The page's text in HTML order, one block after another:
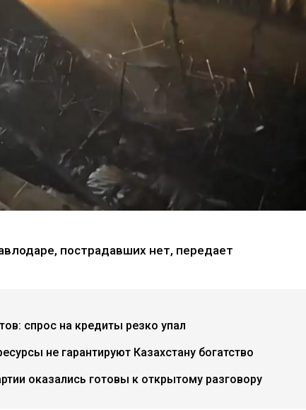
пострадавших нет, передает
спрос на кредиты резко упал
не гарантируют Казахстану богатство
оказались готовы к открытому разговору